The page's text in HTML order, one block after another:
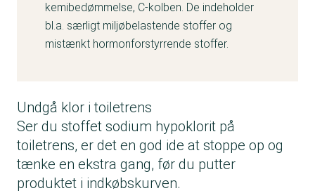
kemibedømmelse, C-kolben. De indeholder
bl.a. særligt miljøbelastende stoffer og
mistænkt hormonforstyrrende stoffer.
Undgå klor i toiletrens
Ser du stoffet sodium hypoklorit på
toiletrens, er det en god ide at stoppe op og
tænke en ekstra gang, før du putter
produktet i indkøbskurven.